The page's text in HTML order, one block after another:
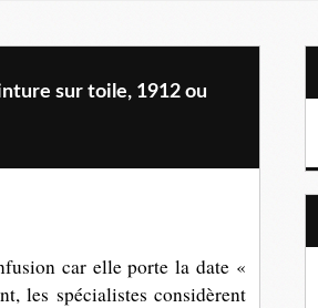
sur toile, 1912 ou
car elle porte la date «
les spécialistes considèrent